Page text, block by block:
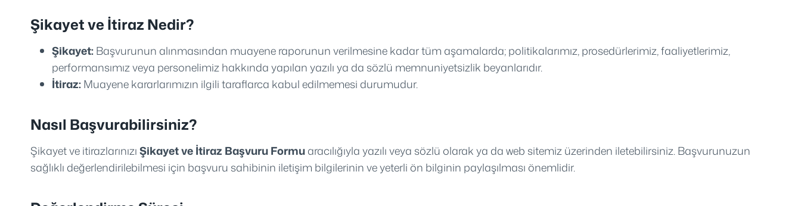
Şikayet ve İtiraz Nedir?
Şikayet:Başvurunun alınmasından muayene raporunun verilmesine kadar tüm aşamalarda; politikalarımız, prosedürlerimiz, faaliyetlerimiz,
performansımız veya personelimiz hakkında yapılan yazılı ya da sözlü memnuniyetsizlik beyanlarıdır.
İtiraz:Muayene kararlarımızın ilgili taraflarca kabul edilmemesi durumudur.
Nasıl Başvurabilirsiniz?
Şikayet ve itirazlarınızıŞikayet ve İtiraz Başvuru Formuaracılığıyla yazılı veya sözlü olarak ya da web sitemiz üzerinden iletebilirsiniz. Başvurunuzun
sağlıklı değerlendirilebilmesi için başvuru sahibinin iletişim bilgilerinin ve yeterli ön bilginin paylaşılması önemlidir.